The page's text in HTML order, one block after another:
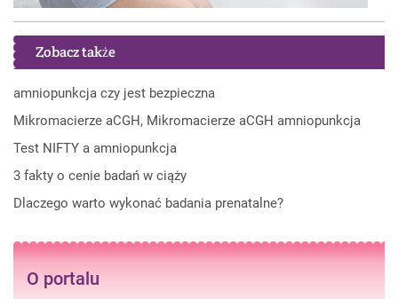
Zobacz także
amniopunkcja czy jest bezpieczna
Mikromacierze aCGH, Mikromacierze aCGH amniopunkcja
Test NIFTY a amniopunkcja
3 fakty o cenie badań w ciąży
Dlaczego warto wykonać badania prenatalne?
O portalu